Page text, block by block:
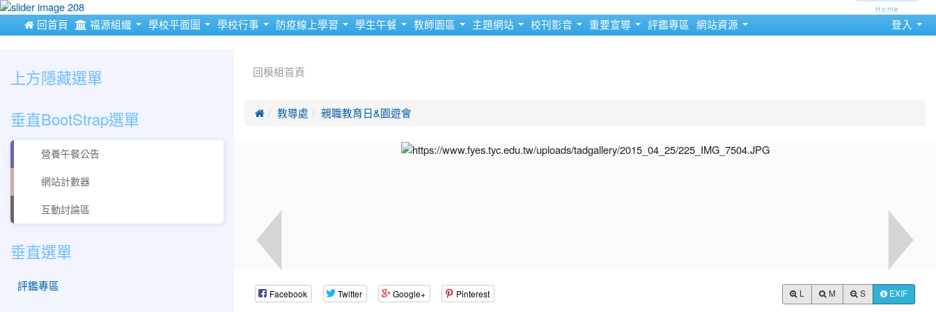
 回首頁 福源組織 學校平面圖 學校行事 防疫線上學習 學生午餐 教師園區 主題網站 校刊影音 重要宣導 評鑑專區 網站資源 登入
回模組首頁
 教導處 親職教育日&園遊會
Facebook Twitter Google+ Pinterest M S EXIF
上方隱藏選單
Home
垂直BootStrap選單
營養午餐公告
網站計數器
互動討論區
垂直選單
評鑑專區